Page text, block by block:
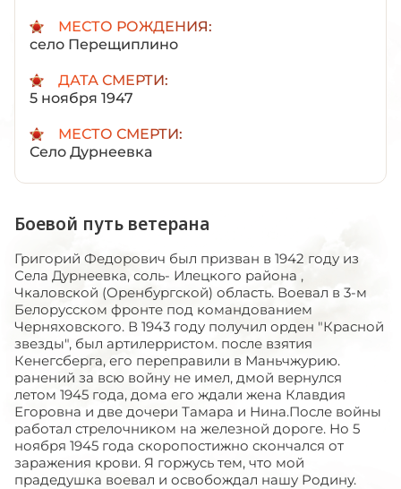
МЕСТО РОЖДЕНИЯ:
село Перещиплино
ДАТА СМЕРТИ:
5 ноября 1947
МЕСТО СМЕРТИ:
Село Дурнеевка
Боевой путь ветерана
Григорий Федорович был призван в 1942 году из
Села Дурнеевка, соль- Илецкого района ,
Чкаловской (Оренбургской) область. Воевал в 3-м
Белорусском фронте под командованием
Черняховского. В 1943 году получил орден "Красной
звезды", был артилерристом. после взятия
Кенегсберга, его переправили в Маньчжурию.
ранений за всю войну не имел, дмой вернулся
летом 1945 года, дома его ждали жена Клавдия
Егоровна и две дочери Тамара и Нина.После войны
работал стрелочником на железной дороге. Но 5
ноября 1945 года скоропостижно скончался от
заражения крови. Я горжусь тем, что мой
прадедушка воевал и освобождал нашу Родину.